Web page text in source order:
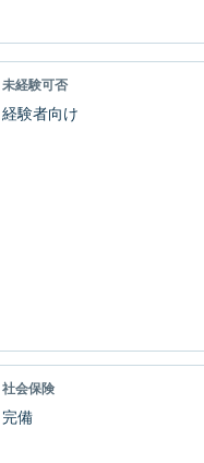
未経験可否
経験者向け
社会保険
完備